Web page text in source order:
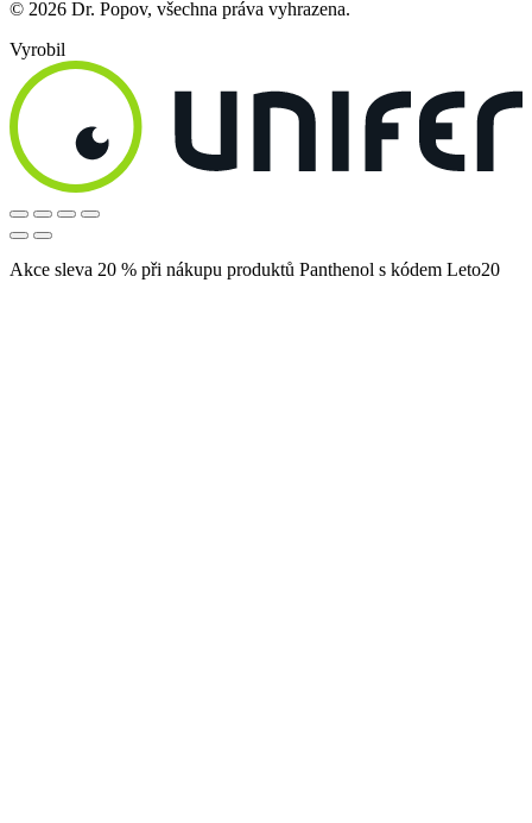
© 2026 Dr. Popov, všechna práva vyhrazena.
Vyrobil
Akce sleva 20 % při nákupu produktů Panthenol s kódem Leto20